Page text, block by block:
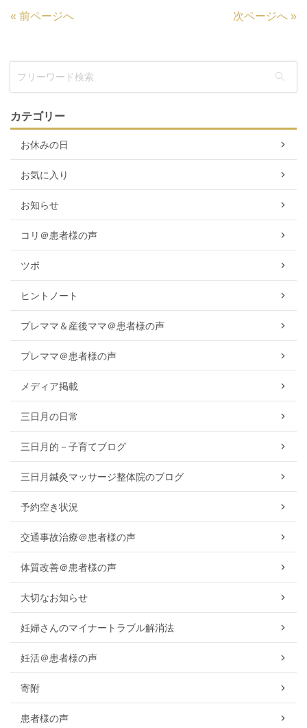
« 前ページへ 次ページへ »
カテゴリー
お休みの日
お気に入り
お知らせ
コリ＠患者様の声
ツボ
ヒントノート
プレママ＆産後ママ＠患者様の声
プレママ＠患者様の声
メディア掲載
三日月の日常
三日月的－子育てブログ
三日月鍼灸マッサージ整体院のブログ
予約空き状況
交通事故治療＠患者様の声
体質改善＠患者様の声
大切なお知らせ
妊婦さんのマイナートラブル解消法
妊活＠患者様の声
寄附
患者様の声